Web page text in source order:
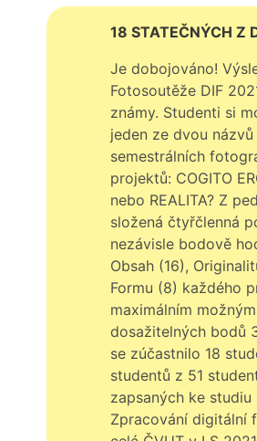
18 STATEČNÝCH Z
Je dobojováno!
Fotosoutěže DIF
známy. Studenti si
jeden ze dvou názvů
semestrálních
projektů: COGITO
nebo REALITA? Z
složená čtyřčlenná
nezávisle bodově
Obsah (16),
Formu (8) každého
maximálním
dosažitelných bodů
se zúčastnilo 18
studentů z 51
zapsaných ke studiu
Zpracování digitální